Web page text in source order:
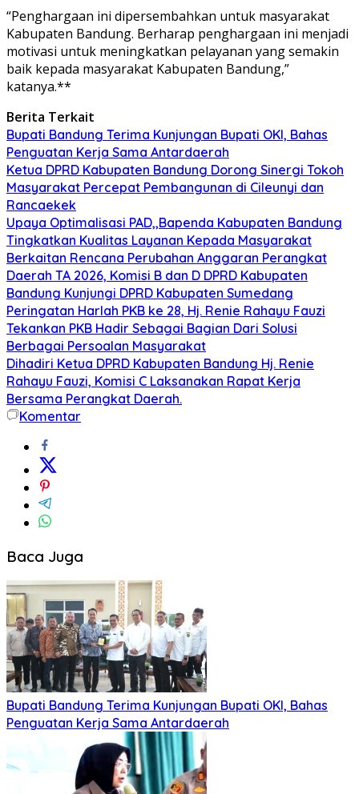
“Penghargaan ini dipersembahkan untuk masyarakat
Kabupaten Bandung. Berharap penghargaan ini menjadi
motivasi untuk meningkatkan pelayanan yang semakin
baik kepada masyarakat Kabupaten Bandung,”
katanya.**
Berita Terkait
Bupati Bandung Terima Kunjungan Bupati OKI, Bahas
Penguatan Kerja Sama Antardaerah
Ketua DPRD Kabupaten Bandung Dorong Sinergi Tokoh
Masyarakat Percepat Pembangunan di Cileunyi dan
Rancaekek
Upaya Optimalisasi PAD,,Bapenda Kabupaten Bandung
Tingkatkan Kualitas Layanan Kepada Masyarakat
Berkaitan Rencana Perubahan Anggaran Perangkat
Daerah TA 2026, Komisi B dan D DPRD Kabupaten
Bandung Kunjungi DPRD Kabupaten Sumedang
Peringatan Harlah PKB ke 28, Hj. Renie Rahayu Fauzi
Tekankan PKB Hadir Sebagai Bagian Dari Solusi
Berbagai Persoalan Masyarakat
Dihadiri Ketua DPRD Kabupaten Bandung Hj. Renie
Rahayu Fauzi, Komisi C Laksanakan Rapat Kerja
Bersama Perangkat Daerah.
Komentar
Baca Juga
Bupati Bandung Terima Kunjungan Bupati OKI, Bahas
Penguatan Kerja Sama Antardaerah